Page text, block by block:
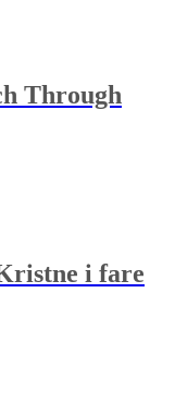
Through
i fare